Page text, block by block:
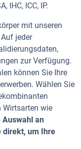
IHC, ICC, IP.
mit unseren
jeder
zur Verfügung.
können Sie Ihre
Wählen Sie
Wirtsarten wie
Auswahl an
direkt, um Ihre